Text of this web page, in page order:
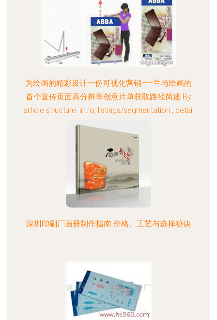
为绘画的精彩设计一份可视化营销——兰与绘画的
首个宣传页面高分辨率创意片单获取路径简述 By
article structure: intro, listings/segmentation , detail
each type – advertising design examples (maybe:
oversized poster print copy), highlight data driven &
creative rationale. Add caveat that regular sizes
深圳印刷厂画册制作指南 价格、工艺与选择秘诀